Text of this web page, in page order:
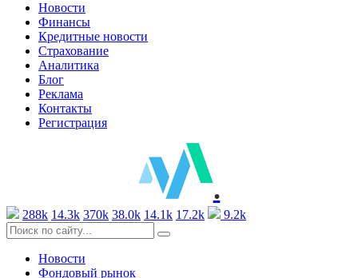
Новости
Финансы
Кредитные новости
Страхование
Аналитика
Блог
Реклама
Контакты
Регистрация
.
288k 14.3k 370k 38.0k 14.1k 17.2k 9.2k
Новости
Фондовый рынок